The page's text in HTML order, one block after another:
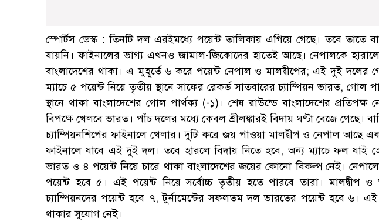
স্পোর্টস ডেস্ক : তিনটি দল এরইমধ্যে পয়েন্ট তালিকায় এগিয়ে গেছে। তবে তাতে
যায়নি। ফাইনালের ভাগ্য এখনও জামাল-জিকোদের হাতেই আছে। নেপালকে
বাংলাদেশের থাকা। এ মুহূর্তে ৬ করে পয়েন্ট নেপাল ও মালদ্বীপের; এই দুই
ম্যাচে ৫ পয়েন্ট নিয়ে তৃতীয় স্থানে সাফের রেকর্ড সাতবারের চ্যাম্পিয়ন ভারত, গোল
স্থানে থাকা বাংলাদেশের গোল পার্থক্য (-১)। শেষ রাউন্ডে বাংলাদেশের প্রতিপক্ষ
বিপক্ষে খেলবে ভারত। পাঁচ দলের মধ্যে কেবল শ্রীলঙ্কারই বিদায় ঘণ্টা বেজে
চ্যাম্পিয়নশিপের ফাইনালে খেলার। দুটি করে জয় পাওয়া মালদ্বীপ ও নেপাল আছে
ফাইনালে যাবে এই দুই দল। তবে হারলে বিদায় নিতে হবে, অন্য ম্যাচে ফল যাই
ভারত ও ৪ পয়েন্ট নিয়ে চারে থাকা বাংলাদেশের জয়ের কোনো বিকল্প নেই।
পয়েন্ট হবে ৫। এই পয়েন্ট নিয়ে সর্বোচ্চ তৃতীয় হতে পারবে তারা। মালদ্বীপ ও
চ্যাম্পিয়নদের পয়েন্ট হবে ৭, টুর্নামেন্টের সফলতম দল ভারতের পয়েন্ট হবে ৬।
থাকার সুযোগ নেই।